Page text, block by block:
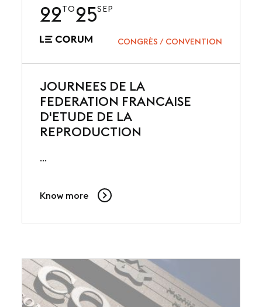
22TO 25SEP
CONGRÈS / CONVENTION
JOURNEES DE LA
FEDERATION FRANCAISE
D'ETUDE DE LA
REPRODUCTION
...
Know more